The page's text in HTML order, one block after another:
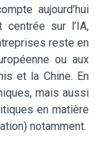
aujourd’hui
sur l’IA,
reste en
ou aux
et la Chine. En
mais aussi
en matière
notamment.